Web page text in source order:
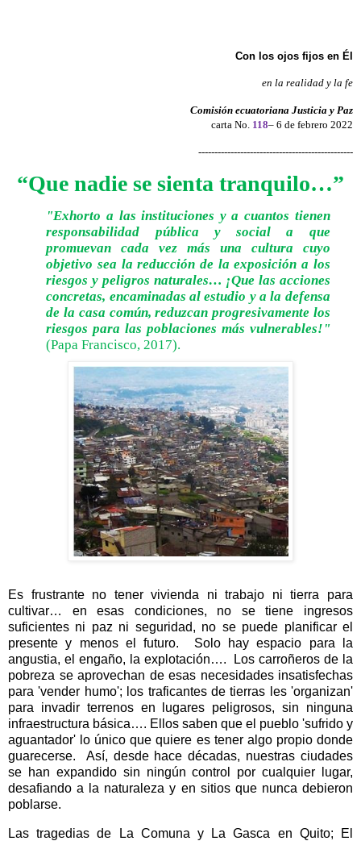
Con los ojos fijos en Él
en la realidad y la fe
Comisión ecuatoriana Justicia y Paz
carta No. 118– 6 de febrero 2022
------------------------------------------------
“Que nadie se sienta tranquilo…”
"Exhorto a las instituciones y a cuantos tienen
responsabilidad pública y social a que
promuevan cada vez más una cultura cuyo
objetivo sea la reducción de la exposición a los
riesgos y peligros naturales… ¡Que las acciones
concretas, encaminadas al estudio y a la defensa
de la casa común, reduzcan progresivamente los
riesgos para las poblaciones más vulnerables!"
(Papa Francisco, 2017).
Es frustrante no tener vivienda ni trabajo ni tierra para
cultivar… en esas condiciones, no se tiene ingresos
suficientes ni paz ni seguridad, no se puede planificar el
presente y menos el futuro.
Solo hay espacio para la
angustia, el engaño, la explotación….
Los carroñeros de la
pobreza se aprovechan de esas necesidades insatisfechas
para 'vender humo'; los traficantes de tierras les 'organizan'
para invadir terrenos en lugares peligrosos, sin ninguna
infraestructura básica…. Ellos saben que el pueblo 'sufrido y
aguantador' lo único que quiere es tener algo propio donde
guarecerse.
Así, desde hace décadas, nuestras ciudades
se han expandido sin ningún control por cualquier lugar,
desafiando a la naturaleza y en sitios que nunca debieron
poblarse.
Las tragedias de La Comuna y La Gasca en Quito; El